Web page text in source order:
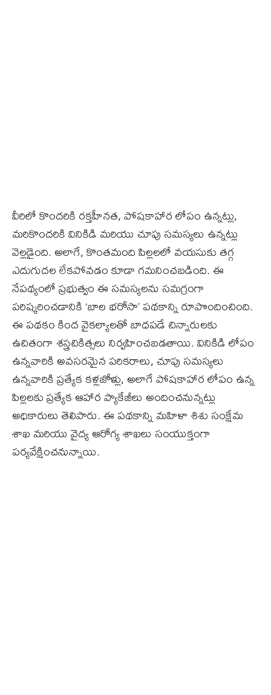
వీరిలో కొందరికి రక్తహీనత, పోషకాహార లోపం ఉన్నట్లు,
మరికొందరికి వినికిడి మరియు చూపు సమస్యలు ఉన్నట్లు
వెల్లడైంది. అలాగే, కొంతమంది పిల్లలలో వయసుకు తగ్గ
ఎదుగుదల లేకపోవడం కూడా గమనించబడింది. ఈ
నేపథ్యంలో ప్రభుత్వం ఈ సమస్యలను సమగ్రంగా
పరిష్కరించడానికి ‘బాల భరోసా’ పథకాన్ని రూపొందించింది.
ఈ పథకం కింద వైకల్యాలతో బాధపడే చిన్నారులకు
ఉచితంగా శస్త్రచికిత్సలు నిర్వహించబడతాయి. వినికిడి లోపం
ఉన్నవారికి అవసరమైన పరికరాలు, చూపు సమస్యలు
ఉన్నవారికి ప్రత్యేక కళ్లజోళ్లు, అలాగే పోషకాహార లోపం ఉన్న
పిల్లలకు ప్రత్యేక ఆహార ప్యాకేజీలు అందించనున్నట్లు
అధికారులు తెలిపారు. ఈ పథకాన్ని మహిళా శిశు సంక్షేమ
శాఖ మరియు వైద్య ఆరోగ్య శాఖలు సంయుక్తంగా
పర్యవేక్షించనున్నాయి.